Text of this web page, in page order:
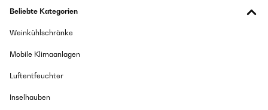
Beliebte Kategorien
Weinkühlschränke
Mobile Klimaanlagen
Luftentfeuchter
Inselhauben